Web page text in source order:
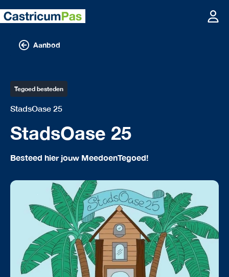
Aanbod
Tegoed besteden
StadsOase 25
StadsOase 25
Besteed hier jouw MeedoenTegoed!